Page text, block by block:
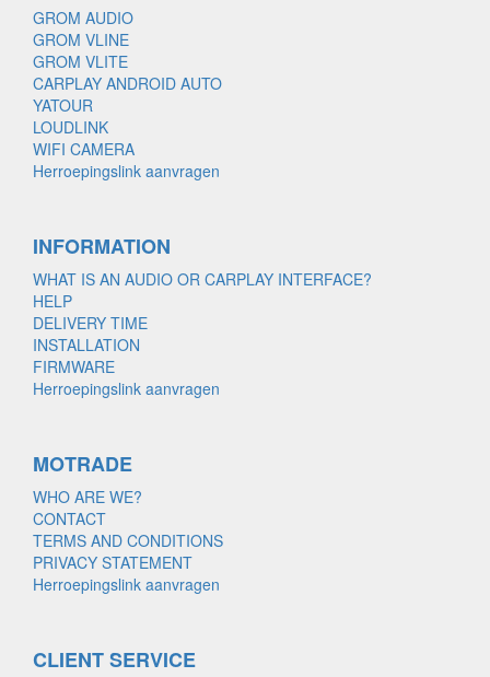
GROM AUDIO
GROM VLINE
GROM VLITE
CARPLAY ANDROID AUTO
YATOUR
LOUDLINK
WIFI CAMERA
Herroepingslink aanvragen
INFORMATION
WHAT IS AN AUDIO OR CARPLAY INTERFACE?
HELP
DELIVERY TIME
INSTALLATION
FIRMWARE
Herroepingslink aanvragen
MOTRADE
WHO ARE WE?
CONTACT
TERMS AND CONDITIONS
PRIVACY STATEMENT
Herroepingslink aanvragen
CLIENT SERVICE